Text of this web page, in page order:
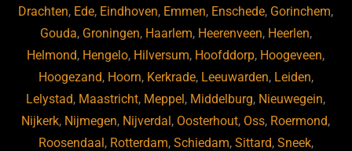
Drachten, Ede, Eindhoven, Emmen, Enschede, Gorinchem,
Gouda, Groningen, Haarlem, Heerenveen, Heerlen,
Helmond, Hengelo, Hilversum, Hoofddorp, Hoogeveen,
Hoogezand, Hoorn, Kerkrade, Leeuwarden, Leiden,
Lelystad, Maastricht, Meppel , Middelburg, Nieuwegein,
Nijkerk, Nijmegen, Nijverdal , Oosterhout, Oss, Roermond,
Roosendaal , Rotterdam, Schiedam, Sittard, Sneek,